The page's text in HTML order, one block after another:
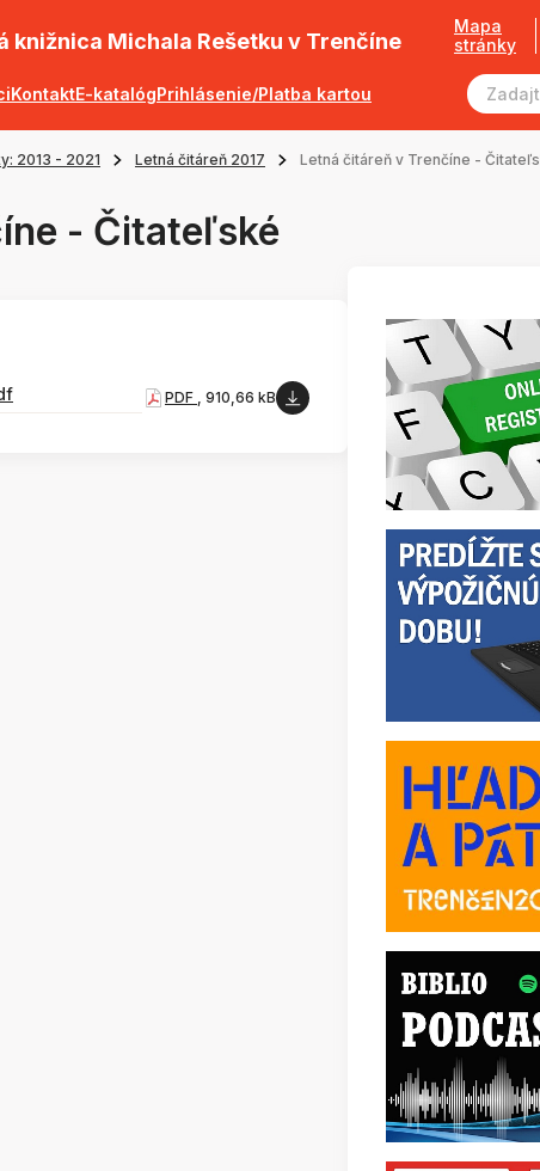
knižnica Michala Rešetku v Trenčíne
KontaktE-katalógPrihlásenie/Platba kartou
Mapa
stránky
2013 - 2021 Letná čitáreň 2017 Letná čitáreň v Trenčíne -
- Čitateľské
PDF , 910,66 kB